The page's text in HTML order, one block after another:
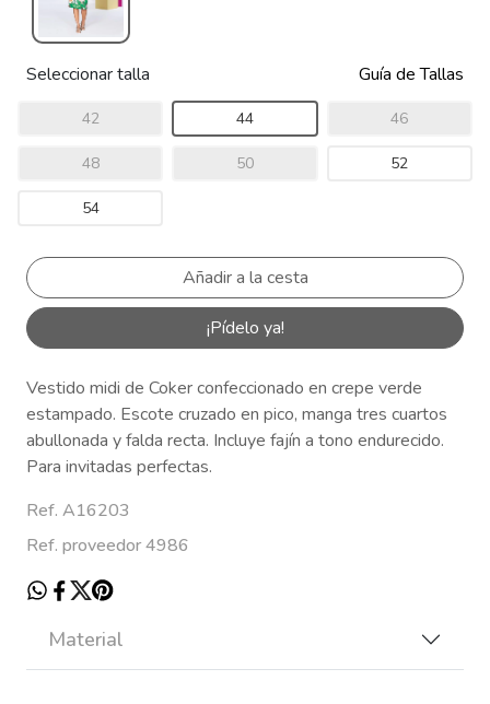
Seleccionar talla Guía de Tallas
42 44 46
48 50 52
54
¡Pídelo ya!
Vestido midi de Coker confeccionado en crepe verde
estampado. Escote cruzado en pico, manga tres cuartos
abullonada y falda recta. Incluye fajín a tono endurecido.
Para invitadas perfectas.
Ref. A16203
Ref. proveedor 4986
Material